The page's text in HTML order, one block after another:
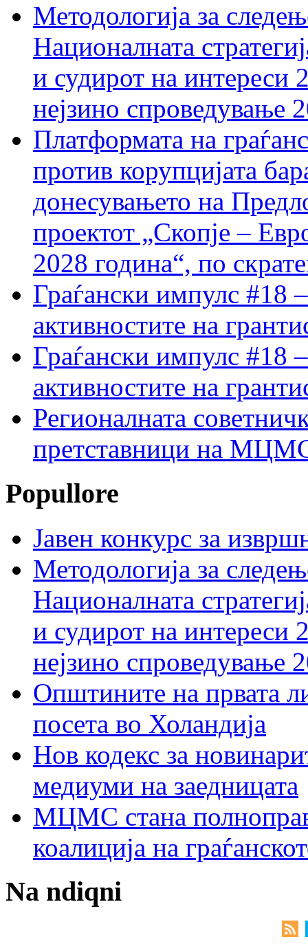
Методологија за
Националната
и судирот на интереси
нејзино спроведување
Платформата на
против корупцијата
донесувањето на
проектот „Скопје –
2028 година“, по
Граѓански импулс #18
активностите на
Граѓански импулс #18
активностите на
Регионалната
претставници на МЦМС
Popullore
Јавен конкурс за
Методологија за
Националната
и судирот на интереси
нејзино спроведување
Општините на првата
посета во Холандија
Нов кодекс за
медиуми на заедницата
МЦМС стана
коалиција на
Na ndiqni